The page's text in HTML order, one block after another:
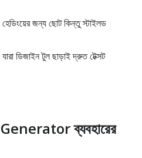
জন্য ছোট কিন্তু স্টাইলড
ডিজাইন টুল ছাড়াই দ্রুত টেক্সট
ব্যবহারের